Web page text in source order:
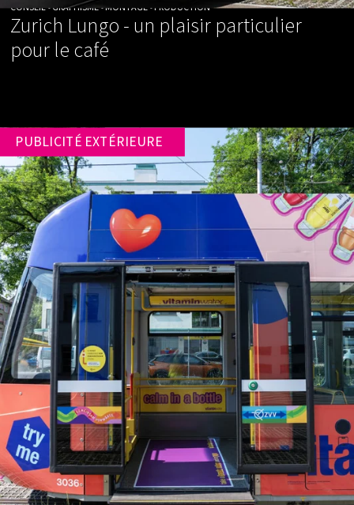
CONSEIL • GRAPHISME • MONTAGE • PRODUCTION
Zurich Lungo - un plaisir particulier
pour le café
PUBLICITÉ EXTÉRIEURE